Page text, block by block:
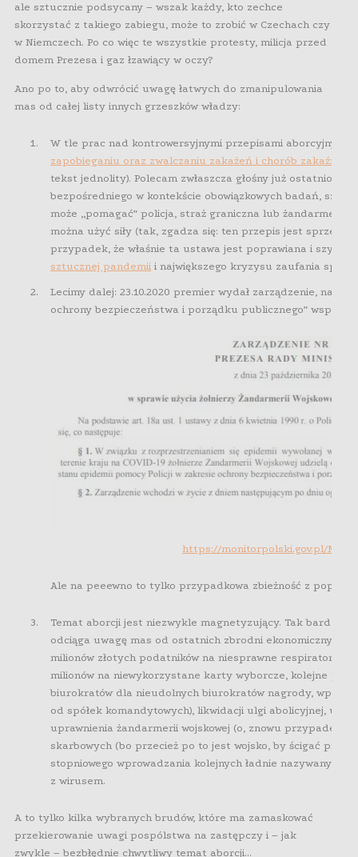
ale sztucznie podsycany – wszak każdy, kto zechce
skorzystać z takiego zabiegu, może to zrobić w Czechach czy
w Niemczech. Po co więc te wszystkie protesty, milicja przed
domem Prezesa i gaz łzawiący w oczy?
Ano po to, aby odwrócić uwagę łatwych do zmanipulowania
mas od całej listy innych grzeszków władzy:
W tle prac nad kontrowersyjnymi przepisami aborcyjnymi
zapobieganiu oraz zwalczaniu zakażeń i chorób zakaźnych
tekst jednolity). Polecam zwłaszcza głośny już ostatnio
bezpośredniego w kontekście obowiązkowych badań,
może „pomagać” policja, straż graniczna lub żandarmeria
można użyć siły (tak, zgadza się: ten przepis jest sprzed
przypadek, że właśnie ta ustawa jest poprawiana i
sztucznej pandemii i największego kryzysu zaufania
Lecimy dalej: 23.10.2020 premier wydał zarządzenie, na
ochrony bezpieczeństwa i porządku publicznego”
https://monitorpolski.gov.pl/MP/
Ale na peeewno to tylko przypadkowa zbieżność z
Temat aborcji jest niezwykle magnetyzujący. Tak bardzo,
odciąga uwagę mas od ostatnich zbrodni ekonomicznych
milionów złotych podatników na niesprawne respiratory i
milionów na niewykorzystane karty wyborcze, kolejne
biurokratów dla nieudolnych biurokratów nagrody,
od spółek komandytowych), likwidacji ulgi abolicyjnej,
uprawnienia żandarmerii wojskowej (o, znowu przypadek!)
skarbowych (bo przecież po to jest wojsko, by ścigać
stopniowego wprowadzania kolejnych ładnie nazywanych
z wirusem.
A to tylko kilka wybranych brudów, które ma zamaskować
przekierowanie uwagi pospólstwa na zastępczy i – jak
zwykle – bezbłędnie chwytliwy temat aborcji…